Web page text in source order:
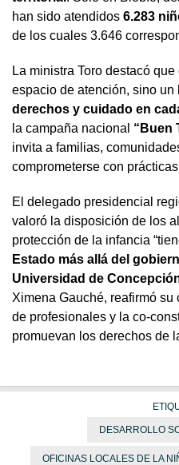
han sido atendidos 6.283
de los cuales 3.646
La ministra Toro destacó
espacio de atención, sino un
derechos y cuidado en
la campaña nacional “Buen
invita a familias,
comprometerse con
El delegado presidencial
valoró la disposición de los
protección de la infancia
Estado más allá del
Universidad de
Ximena Gauché, reafirmó
de profesionales y la co-
promuevan los derechos de
DESARROLLO
OFICINAS LOCALES DE LA